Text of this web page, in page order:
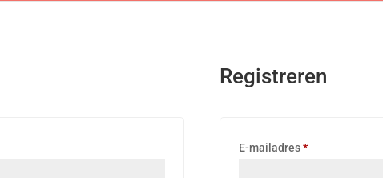
Registreren
E-mailadres*Verplicht